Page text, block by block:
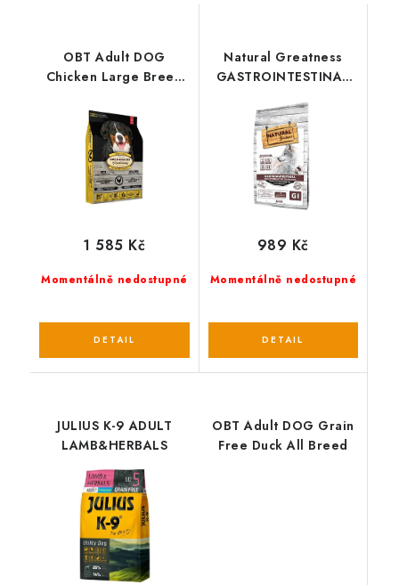
OBT Adult DOG
Chicken Large Breed
Momentálně nedostupné
1 585 Kč
Natural Greatness
GASTROINTESTINAL
psy
Momentálně nedostupné
989 Kč
JULIUS K-9 ADULT
LAMB&HERBALS
OBT Adult DOG Grain
Free Duck All Breed